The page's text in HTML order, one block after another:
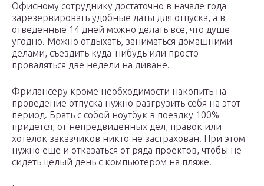
Офисному сотруднику достаточно в начале года
зарезервировать удобные даты для отпуска, а в
отведенные 14 дней можно делать все, что душе
угодно. Можно отдыхать, заниматься домашними
делами, съездить куда-нибудь или просто
проваляться две недели на диване.
Фрилансеру кроме необходимости накопить на
проведение отпуска нужно разгрузить себя на этот
период. Брать с собой ноутбук в поездку 100%
придется, от непредвиденных дел, правок или
хотелок заказчиков никто не застрахован. При этом
нужно еще и отказаться от ряда проектов, чтобы не
сидеть целый день с компьютером на пляже.